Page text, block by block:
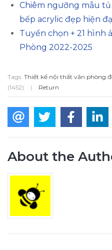
Chiêm ngưỡng mẫu
bếp acrylic đẹp hiện
Tuyển chọn + 21 hình
Phòng 2022-2025
Tags: Thiết kế nội thất văn phòng
(1452)
| Return
About the